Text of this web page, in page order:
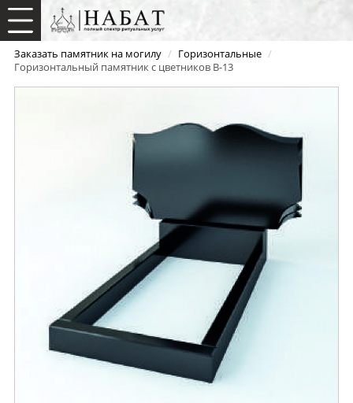
Заказать памятник на могилу / Горизонтальные /
Горизонтальный памятник с цветников B-13